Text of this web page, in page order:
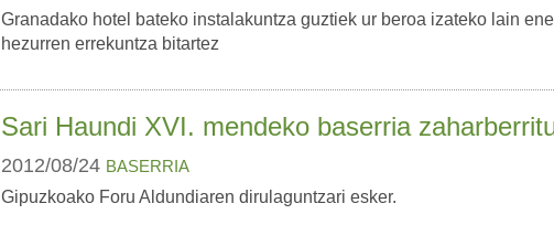
Granadako hotel bateko instalakuntza guztiek ur beroa izateko lain
hezurren errekuntza bitartez
Sari Haundi XVI. mendeko baserria
2012/08/24 BASERRIA
Gipuzkoako Foru Aldundiaren dirulaguntzari esker.